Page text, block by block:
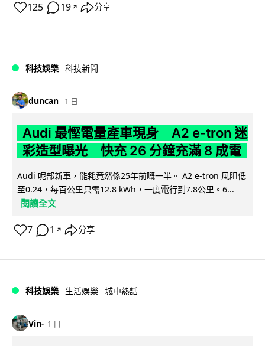
125 19 ↗ 分享
科技娛樂 科技新聞
duncan 1 日
Audi 最慳電量產車現身 A2 e-tron 迷
彩造型曝光 快充 26 分鐘充滿 8 成電
Audi 呢部新車，能耗竟然係25年前嘅一半。 A2 e-tron 風阻低
至0.24，每百公里只需12.8 kWh，一度電行到7.8公里。6...
閱讀全文
7 1 ↗ 分享
科技娛樂 生活娛樂 城中熱話
Vin 1 日